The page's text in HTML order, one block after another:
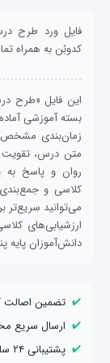
فایل ورد طرح
کدوبُن به همراه
بسته آموزشی
زمان‌بندی مشخص
متن درس، تقویت
روان و پاسخ به
کلاسی و
می‌توانید سریع‌تر
ارزشیابی‌های
دانش‌آموزان پایه
✔️ تضمین اصالت
✔️ ارسال سریع
✔️ پشتیبانی ۲۴ ساعته اختصاصی